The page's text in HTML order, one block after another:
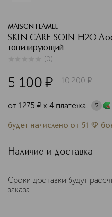
MAISON FLAMEL
SKIN CARE SOIN H2O
тонизирующий
(0)
5 100 ¤ 10 200 ¤
от 1275 ¤ х 4 платежа
будет начислено от 51
Наличие и доставка
Сроки доставки будут
заказа